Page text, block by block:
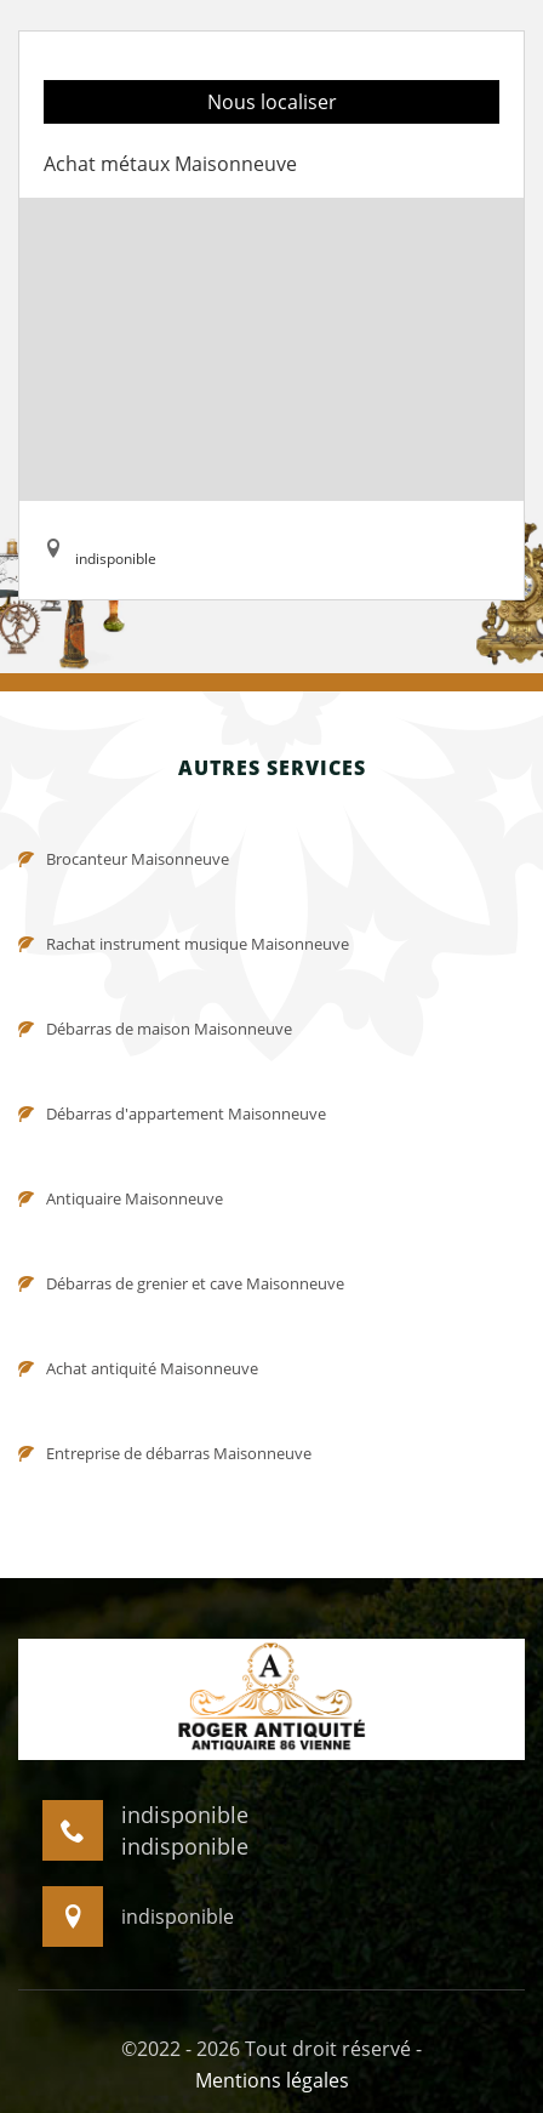
Nous localiser
Achat métaux Maisonneuve
indisponible
AUTRES SERVICES
Brocanteur Maisonneuve
Rachat instrument musique Maisonneuve
Débarras de maison Maisonneuve
Débarras d'appartement Maisonneuve
Antiquaire Maisonneuve
Débarras de grenier et cave Maisonneuve
Achat antiquité Maisonneuve
Entreprise de débarras Maisonneuve
indisponible
indisponible
indisponible
©2022 - 2026 Tout droit réservé -
Mentions légales